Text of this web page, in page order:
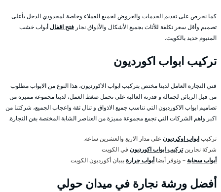
كما نحرص على تقديم الخدمات والعروض لجميع العملاء وخاصة لمحدودي الدخل بأعلى
تصميم وأقل سعر تكلفة للأثاث بجميع الأشكال والأذواق نجار فتح اقفالأبواب خشب
المنيوم حديد بالكويت.
تركيب ابواب اكورديون
فني النجارة العامل لدينا مختص بتركيب ابواب الاكورديون، هذا النوع من الابواب مطلوب
من قبل الزبائن لجماله و قدرته العالية على تحمل ضغط العمل، لدينا مجموعة مميزة من
تصاميم ابواب الاكورديون التي تناسب جميع الاذواق و تنال ثقة واعجاب الجميع، شركتنا من
اكبر واهم الشركات التي تجمع مجموعة مميزة من العناصر الشابة المختصة بفن النجارة.
تركيبابواب اوكرديون على مدار الاربع والعشرين ساعة.
شركة نجارينتركيب ابواب اكورديون في الكويت
أبواب سحابة – ونوفر أيضاأبواب جرارةبيبان أكورديون الكويت
أفضل ورشة نجارة في ميدان حولي